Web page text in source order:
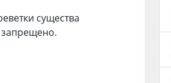
существа
запрещено.